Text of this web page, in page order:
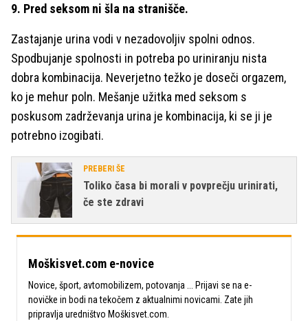
9. Pred seksom ni šla na stranišče.
Zastajanje urina vodi v nezadovoljiv spolni odnos.
Spodbujanje spolnosti in potreba po uriniranju nista
dobra kombinacija. Neverjetno težko je doseči orgazem,
ko je mehur poln. Mešanje užitka med seksom s
poskusom zadrževanja urina je kombinacija, ki se ji je
potrebno izogibati.
PREBERI ŠE
Toliko časa bi morali v povprečju urinirati,
če ste zdravi
Moškisvet.com e-novice
Novice, šport, avtomobilizem, potovanja ... Prijavi se na e-
novičke in bodi na tekočem z aktualnimi novicami. Zate jih
pripravlja uredništvo Moškisvet.com.